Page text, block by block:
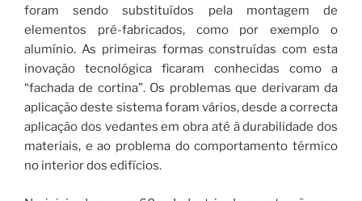
foram sendo substituídos pela montagem de
elementos pré-fabricados, como por exemplo o
alumínio. As primeiras formas construídas com esta
inovação tecnológica ficaram conhecidas como a
“fachada de cortina”. Os problemas que derivaram da
aplicação deste sistema foram vários, desde a correcta
aplicação dos vedantes em obra até à durabilidade dos
materiais, e ao problema do comportamento térmico
no interior dos edifícios.